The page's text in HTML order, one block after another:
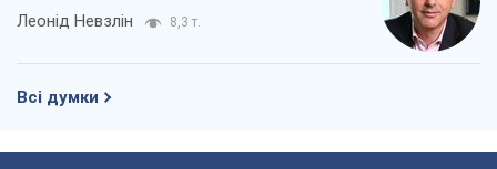
Леонід Невзлін 8,3 т.
Всі думки